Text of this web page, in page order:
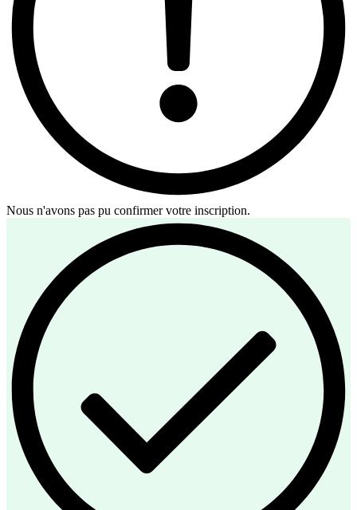
Nous n'avons pas pu confirmer votre inscription.